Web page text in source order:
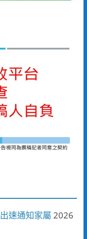
速通知家屬 2026